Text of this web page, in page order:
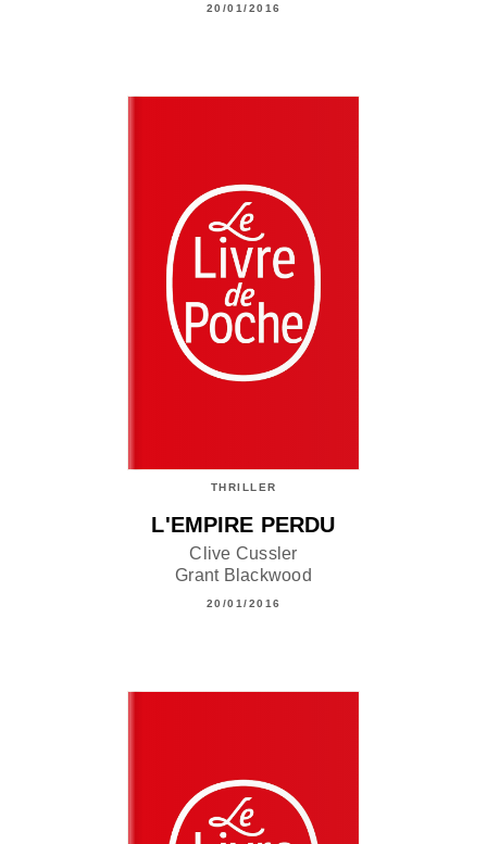
20/01/2016
THRILLER
L'EMPIRE PERDU
Clive Cussler
Grant Blackwood
20/01/2016